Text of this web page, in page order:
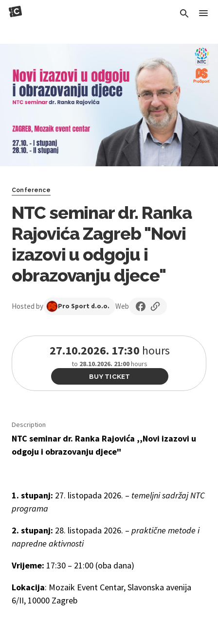
Conference
NTC seminar dr. Ranka
Rajovića Zagreb "Novi
izazovi u odgoju i
obrazovanju djece"
Hosted by Pro Sport d.o.o. Web
27.10.2026. 17:30 hours
to 28.10.2026. 21:00hours
BUY TICKET
Description
NTC seminar dr. Ranka Rajovića ,,Novi izazovi u
odgoju i obrazovanju djece"
1. stupanj: 27. listopada 2026. – temeljni sadržaj NTC
programa
2. stupanj: 28. listopada 2026. – praktične metode i
napredne aktivnosti
Vrijeme: 17:30 – 21:00 (oba dana)
Lokacija: Mozaik Event Centar, Slavonska avenija
6/II, 10000 Zagreb